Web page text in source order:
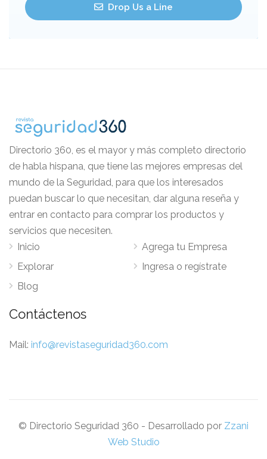
Drop Us a Line
Directorio 360, es el mayor y más completo directorio
de habla hispana, que tiene las mejores empresas del
mundo de la Seguridad, para que los interesados
puedan buscar lo que necesitan, dar alguna reseña y
entrar en contacto para comprar los productos y
servicios que necesiten.
Inicio
Explorar
Blog
Agrega tu Empresa
Ingresa o regístrate
Contáctenos
Mail: info@revistaseguridad360.com
© Directorio Seguridad 360 - Desarrollado por Zzani
Web Studio